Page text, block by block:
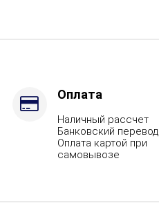
Оплата
Наличный рассчет
Банковский перевод
Оплата картой при
самовывозе